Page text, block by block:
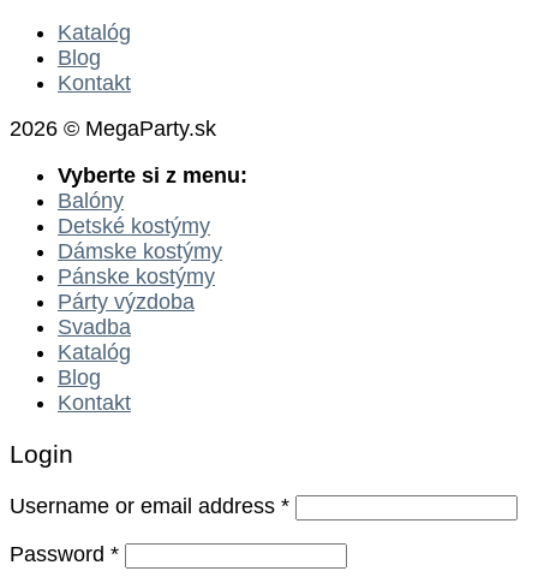
Katalóg
Blog
Kontakt
2026 © MegaParty.sk
Vyberte si z menu:
Balóny
Detské kostýmy
Dámske kostýmy
Pánske kostýmy
Párty výzdoba
Svadba
Katalóg
Blog
Kontakt
Login
Username or email address *
Password *